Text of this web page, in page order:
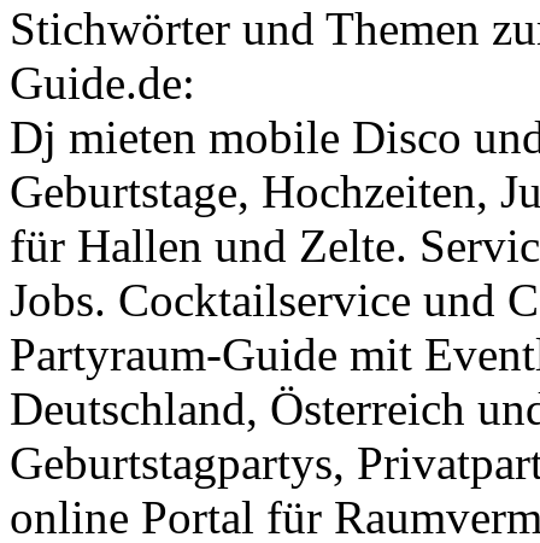
Stichwörter und Themen
Guide.de:
Dj mieten mobile Disco
Geburtstage, Hochzeiten,
für Hallen und Zelte.
Jobs. Cocktailservice und
Partyraum-Guide mit
Deutschland, Österreich
Geburtstagpartys,
online Portal für